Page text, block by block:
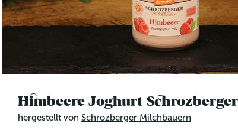
Himbeere Joghurt
hergestellt von Schrozberger Milchbauern